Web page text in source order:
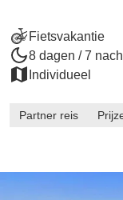
Fietsvakantie
8 dagen / 7
Individueel
Partner reis